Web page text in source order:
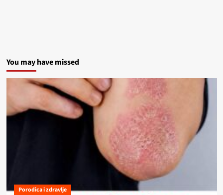
You may have missed
Porodica i zdravlje